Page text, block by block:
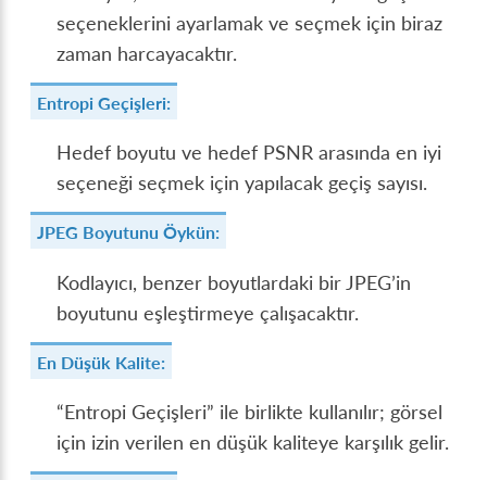
seçeneklerini ayarlamak ve seçmek için biraz
zaman harcayacaktır.
Entropi Geçişleri:
Hedef boyutu ve hedef PSNR arasında en iyi
seçeneği seçmek için yapılacak geçiş sayısı.
JPEG Boyutunu Öykün:
Kodlayıcı, benzer boyutlardaki bir JPEG’in
boyutunu eşleştirmeye çalışacaktır.
En Düşük Kalite:
“Entropi Geçişleri” ile birlikte kullanılır; görsel
için izin verilen en düşük kaliteye karşılık gelir.